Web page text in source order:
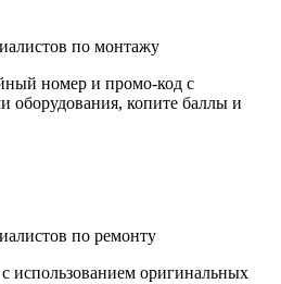
по монтажу
номер и промо-код с
оборудования, копите баллы и
по ремонту
использованием оригинальных